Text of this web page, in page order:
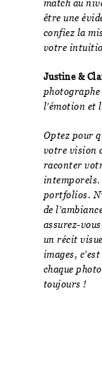
match au
être une
confiez la
votre
Justine &
l’émotion et
Optez pour
votre vision
raconter
intemporels.
portfolios.
de
assurez-
un récit
images,
chaque
toujours !